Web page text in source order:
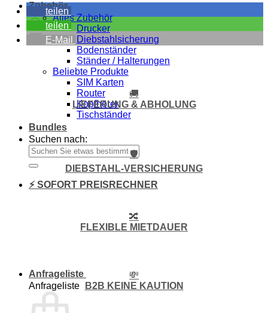
Zubehör
Alles Zubehör
Drucker
Diebstahlsicherung
Bodenständer
Ständer / Halterungen
Beliebte Produkte
SIM Karten
Router
Kopfhörer
Tischständer
Bundles
Suchen nach:
⚡ SOFORT PREISRECHNER
Anfrageliste
Anfrageliste
teilen
teilen
E-Mail
🚚
LIEFERUNG & ABHOLUNG
🛡️
DIEBSTAHL-VERSICHERUNG
🔀
FLEXIBLE MIETDAUER
💸
B2B KEINE KAUTION